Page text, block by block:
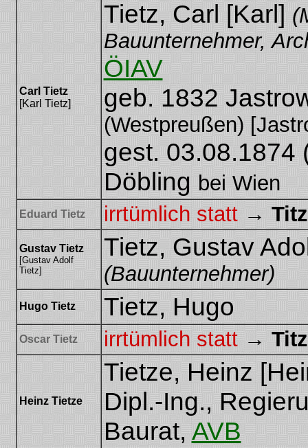
Carl Tietz
[Karl Tietz]
Tietz, Carl [Karl]
Bauunternehmer,
ÖIAV
geb. 1832
(Westpreußen)
gest. 03.08.1874
Döbling bei Wien
Eduard Tietz irrtümlich statt→
Gustav Tietz
[Gustav Adolf
Tietz]
Tietz, Gustav
(Bauunternehmer)
Hugo Tietz Tietz, Hugo
Oscar Tietz irrtümlich statt→
Heinz Tietze
Tietze, Heinz
Dipl.-Ing.,
Baurat, AVB